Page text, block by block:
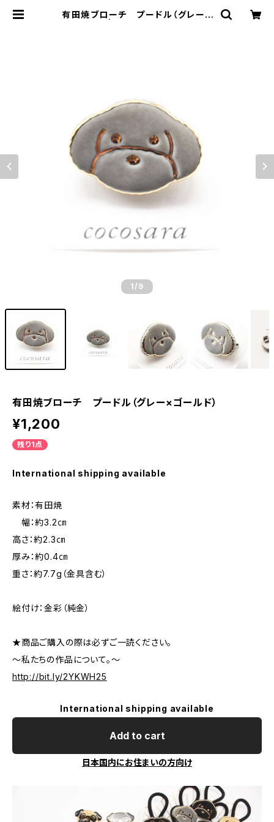
有田焼ブローチ プードル（グレー×
1 /9
有田焼ブローチ プードル（グレー×ゴールド）
¥1,200
残り1点
International shipping available
素材：有田焼
幅：約3.2㎝
高さ：約2.3㎝
厚み：約0.4㎝
重さ：約7.7g（金具含む）
絵付け：金彩（純金）
★商品ご購入の際は必ずご一読ください。
～私たちの作品について。～
http://bit.ly/2YKWH25
International shipping available
Add to cart
日本国内にお住まいの方向け